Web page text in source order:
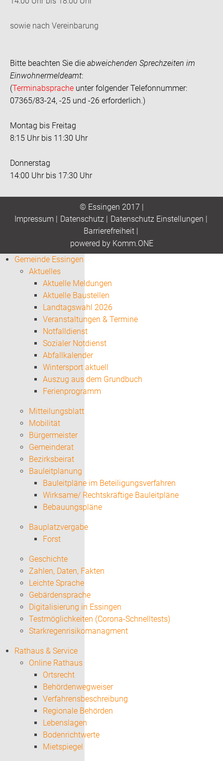
sowie nach Vereinbarung
Bitte beachten Sie die abweichenden Sprechzeiten im
Einwohnermeldeamt:
(Terminabsprache unter folgender Telefonnummer:
07365/83-24, -25 und -26 erforderlich.)
Montag bis Freitag
8:15 Uhr bis 11:30 Uhr
Donnerstag
14:00 Uhr bis 17:30 Uhr
© Essingen 2017 |
Impressum | Datenschutz| Datenschutz Einstellungen |
Barrierefreiheit|
powered by Komm.ONE
Gemeinde Essingen
Aktuelles
Aktuelle Meldungen
Aktuelle Baustellen
Landtagswahl 2026
Veranstaltungen & Termine
Notfalldienst
Sozialer Notdienst
Abfallkalender
Wintersport aktuell
Auszug aus dem Grundbuch
Ferienprogramm
Mitteilungsblatt
Mobilität
Bürgermeister
Gemeinderat
Bezirksbeirat
Bauleitplanung
Bauleitpläne im Beteiligungsverfahren
Wirksame/ Rechtskräftige Bauleitpläne
Bebauungspläne
Bauplatzvergabe
Forst
Geschichte
Zahlen, Daten, Fakten
Leichte Sprache
Gebärdensprache
Digitalisierung in Essingen
Testmöglichkeiten (Corona-Schnelltests)
Starkregenrisikomanagment
Rathaus & Service
Online Rathaus
Ortsrecht
Behördenwegweiser
Verfahrensbeschreibung
Regionale Behörden
Lebenslagen
Bodenrichtwerte
Mietspiegel